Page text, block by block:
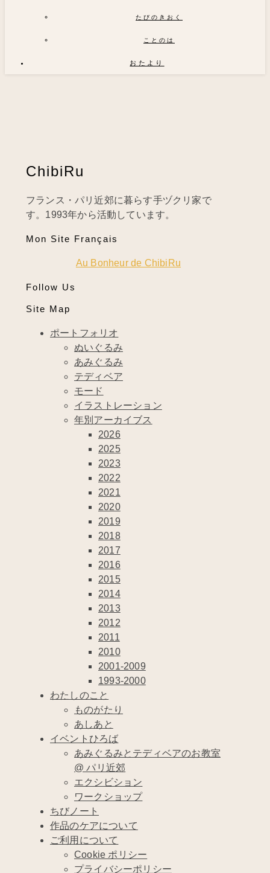
たびのきおく
ことのは
おたより
ChibiRu
フランス・パリ近郊に暮らす手ヅクリ家で
す。1993年から活動しています。
Mon Site Français
Au Bonheur de ChibiRu
Follow Us
Site Map
ポートフォリオ
ぬいぐるみ
あみぐるみ
テディベア
モード
イラストレーション
年別アーカイブス
2026
2025
2023
2022
2021
2020
2019
2018
2017
2016
2015
2014
2013
2012
2011
2010
2001-2009
1993-2000
わたしのこと
ものがたり
あしあと
イベントひろば
あみぐるみとテディベアのお教室
@ パリ近郊
エクシビション
ワークショップ
ちびノート
作品のケアについて
ご利用について
Cookie ポリシー
プライバシーポリシー